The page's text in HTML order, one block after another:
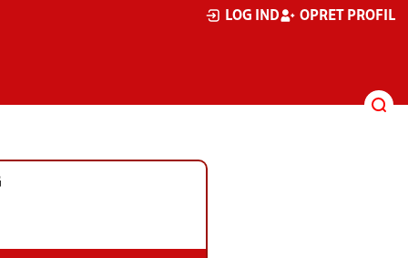
LOG IND OPRET PROFIL